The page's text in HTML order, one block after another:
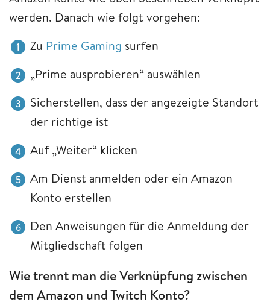
werden. Danach wie folgt vorgehen:
Zu Prime Gaming surfen
„Prime ausprobieren“ auswählen
Sicherstellen, dass der angezeigte Standort
der richtige ist
Auf „Weiter“ klicken
Am Dienst anmelden oder ein Amazon
Konto erstellen
Den Anweisungen für die Anmeldung der
Mitgliedschaft folgen
Wie trennt man die Verknüpfung zwischen
dem Amazon und Twitch Konto?